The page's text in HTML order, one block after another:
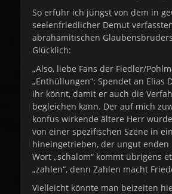
So erfuhr ich jüngst von dem in
seelenfriedlicher Demut
abrahamitischen
Glücklich:
„Also, liebe Fans der Fiedler/
„Enthüllungen“: Spendet an Elias
ihr könnt, damit er auch die
begleichen kann. Der auf mich
konfus wirkende ältere Herr
von einer spezifischen Szene in
hineingetrieben, der ungut enden
Wort „schalom“ kommt übrigens
„zahlen“, denn Zahlen macht
Vielleicht könnte man beizeiten